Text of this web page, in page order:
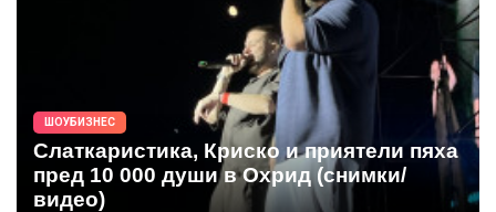
ШОУБИЗНЕС
Слаткаристика, Криско и приятели пяха
пред 10 000 души в Охрид (снимки/
видео)